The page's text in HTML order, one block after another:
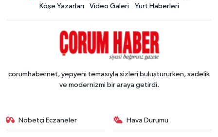
Köşe Yazarları
Video Galeri Yurt Haberleri
corumhabernet, yepyeni temasıyla sizleri buluştururken, sadelik
ve modernizmi bir araya getirdi.
Nöbetçi Eczaneler Hava Durumu